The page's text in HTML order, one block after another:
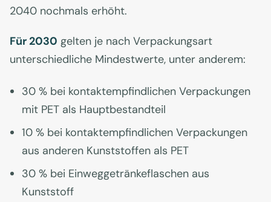
2040 nochmals erhöht.
Für 2030 gelten je nach Verpackungsart
unterschiedliche Mindestwerte, unter anderem:
30 % bei kontaktempfindlichen Verpackungen
mit PET als Hauptbestandteil
10 % bei kontaktempfindlichen Verpackungen
aus anderen Kunststoffen als PET
30 % bei Einweggetränkeflaschen aus
Kunststoff